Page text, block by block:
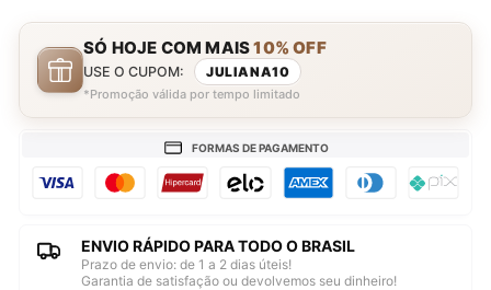
SÓ HOJE COM MAIS10% OFF
USE O CUPOM: JULIANA10
*Promoção válida por tempo limitado
FORMAS DE PAGAMENTO
ENVIO RÁPIDO PARA TODO O BRASIL
Prazo de envio: de 1 a 2 dias úteis!
Garantia de satisfação ou devolvemos seu dinheiro!